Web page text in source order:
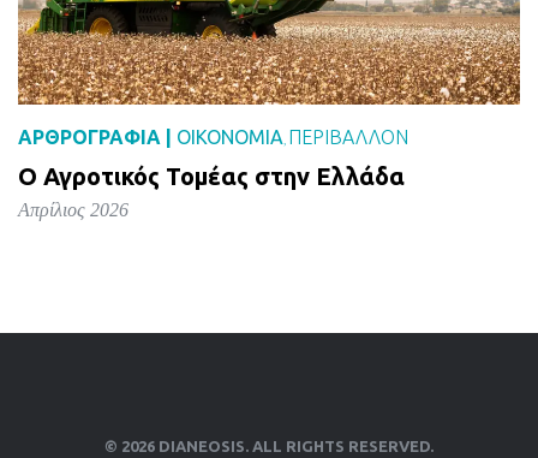
ΑΡΘΡΟΓΡΑΦΙΑ | ΟΙΚΟΝΟΜΙΑ, ΠΕΡΙΒΑΛΛΟΝ
Ο Αγροτικός Τομέας στην Ελλάδα
Απρίλιος 2026
© 2026 DIANEOSIS. ALL RIGHTS RESERVED.